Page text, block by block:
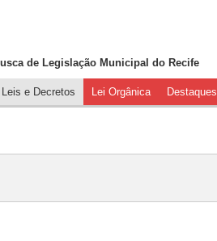
de Legislação Municipal do Recife
e Decretos Lei Orgânica Destaques